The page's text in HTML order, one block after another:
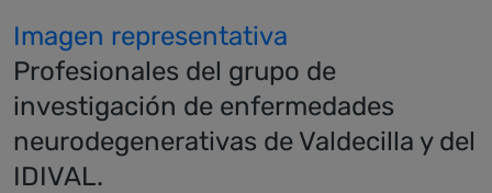
Imagen representativa
Profesionales del grupo de
investigación de enfermedades
neurodegenerativas de Valdecilla y del
IDIVAL.